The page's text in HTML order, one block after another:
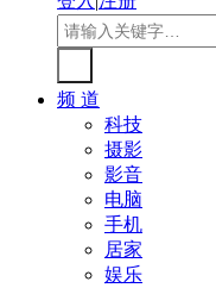
频 道
科技
摄影
影音
电脑
手机
居家
娱乐